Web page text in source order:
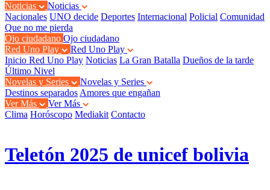
Noticias
Noticias
Nacionales UNO decide Deportes Internacional Policial Comunidad
Que no me pierda
Ojo ciudadano Ojo ciudadano
Red Uno Play
Red Uno Play
Inicio Red Uno Play Noticias La Gran Batalla Dueños de la tarde
Último Nivel
Novelas y Series
Novelas y Series
Destinos separados Amores que engañan
Ver Más
Ver Más
Clima Horóscopo Mediakit Contacto
Teletón 2025 de unicef bolivia